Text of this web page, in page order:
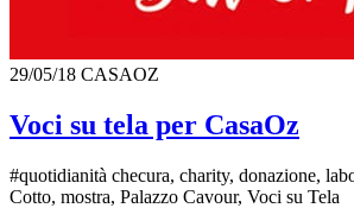
29/05/18 CASAOZ
Voci su tela per CasaOz
#quotidianità checura, charity, donazione,
Cotto, mostra, Palazzo Cavour, Voci su Tela